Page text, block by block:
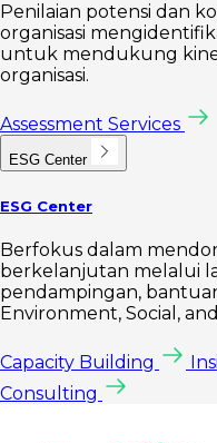
Penilaian potensi dan
organisasi
untuk mendukung
organisasi.
Assessment Services
ESG Center
ESG Center
Berfokus dalam
berkelanjutan melalui
pendampingan,
Environment, Social,
Capacity Building
Consulting